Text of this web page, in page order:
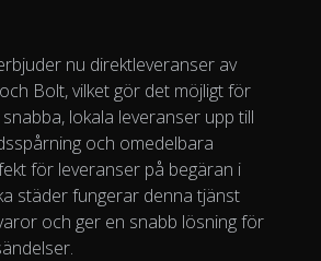
nu direktleveranser av
Bolt, vilket gör det möjligt för
lokala leveranser upp till
och omedelbara
för leveranser på begäran i
städer fungerar denna tjänst
och ger en snabb lösning för